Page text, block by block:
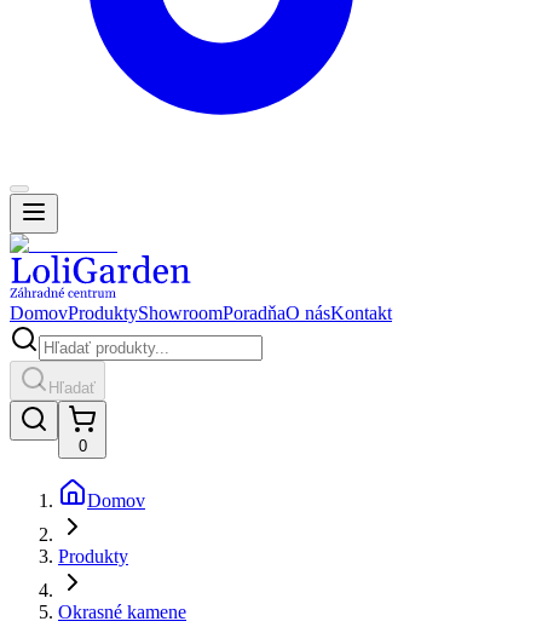
DomovProduktyShowroomPoradňaO násKontakt
Hľadať
0
Domov
Produkty
Okrasné kamene